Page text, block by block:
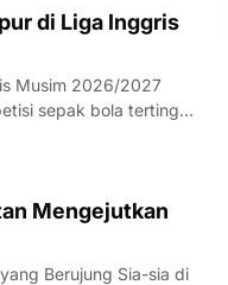
di Liga Inggris
Musim 2026/2027
Mengejutkan
Berujung Sia-sia di